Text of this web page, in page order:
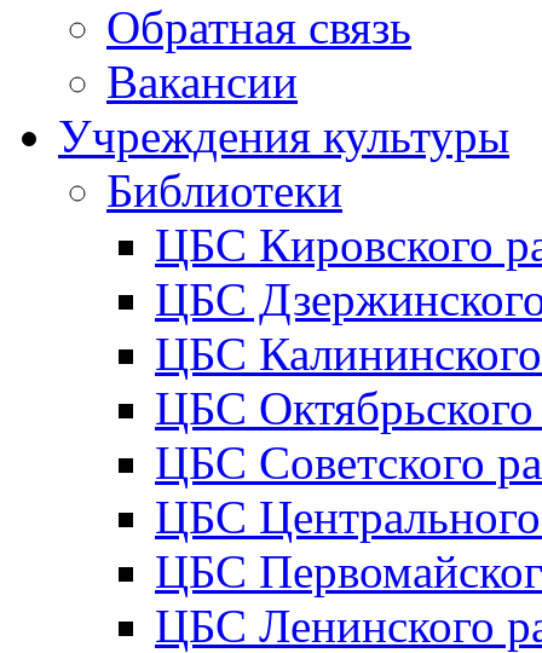
Обратная связь
Вакансии
Учреждения культуры
Библиотеки
ЦБС Кировского
ЦБС
ЦБС
ЦБС
ЦБС Советского
ЦБС
ЦБС
ЦБС Ленинского